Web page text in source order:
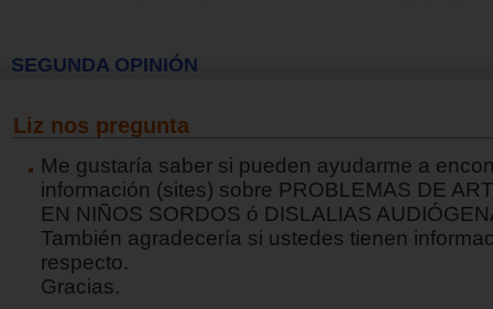
SEGUNDA OPINIÓN
Liz nos pregunta
Me gustaría saber si pueden ayudarme a
información (sites) sobre PROBLEMAS DE
EN NIÑOS SORDOS ó DISLALIAS
También agradecería si ustedes tienen
respecto.
Gracias.